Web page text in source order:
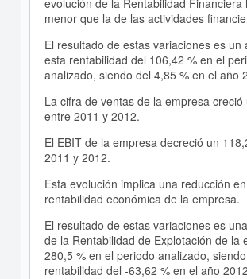
evolución de la Rentabilidad Financiera
menor que la de las actividades
El resultado de estas variaciones es un
esta rentabilidad del 106,42 % en el
analizado, siendo del 4,85 % en el año
La cifra de ventas de la empresa creció
entre 2011 y 2012.
El EBIT de la empresa decreció un
2011 y 2012.
Esta evolución implica una reducción
rentabilidad económica de la empresa.
El resultado de estas variaciones es
de la Rentabilidad de Explotación de la
280,5 % en el periodo analizado,
rentabilidad del -63,62 % en el año